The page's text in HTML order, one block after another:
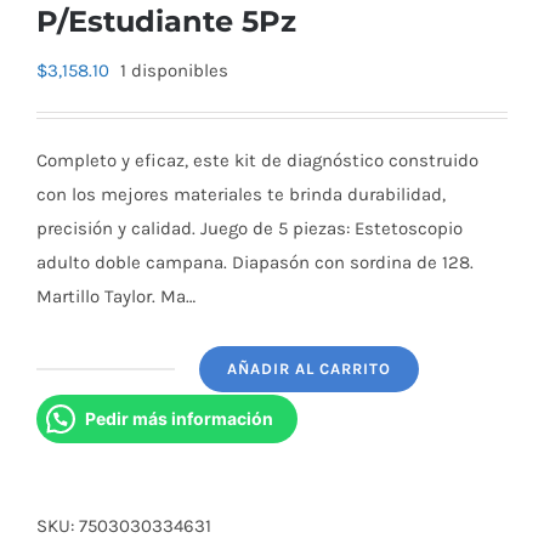
P/Estudiante 5Pz
$3,158.10 1 disponibles
Completo y eficaz, este kit de diagnóstico construido
con los mejores materiales te brinda durabilidad,
precisión y calidad. Juego de 5 piezas: Estetoscopio
adulto doble campana. Diapasón con sordina de 128.
Martillo Taylor. Ma…
de
5Pz
AÑADIR AL CARRITO
Pedir más información
SKU: 7503030334631